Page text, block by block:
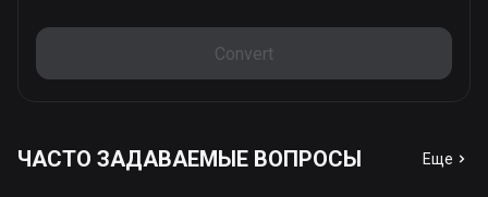
Convert
ЧАСТО ЗАДАВАЕМЫЕ ВОПРОСЫ Еще